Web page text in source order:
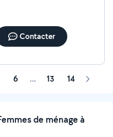
Contacter
6 ... 13 14 Page
de ménage à